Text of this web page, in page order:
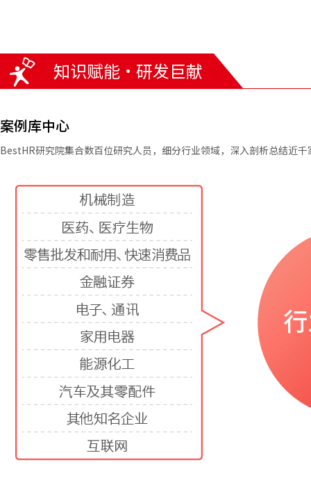
知识赋能·研发巨献
案例库中心
BestHR研究院集合数百位研究人员，细分行业领域，深入剖析总结近